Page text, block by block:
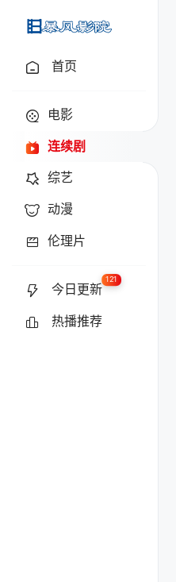
首页
电影
连续剧
综艺
动漫
伦理片
今日更新
121
热播推荐